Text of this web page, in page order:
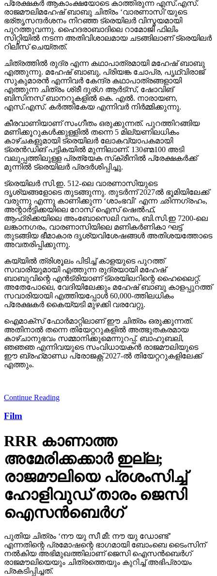
പ്രേക്ഷകര്‍ ആകാംക്ഷയോടെ കാത്തിരുന്ന എസ്.എസ്.
രാജമൗലിമഹേഷ് ബാബു ചിത്രം ‘വാരണാസി’യുടെ
ഭര്തൃസന്ദര്‍ശനം നിറഞ്ഞ ട്രെയിലര്‍ വിസ്മയമായി
പുറത്തുവന്നു. ഹൈദരാബാദിലെ റാമോജി ഫിലിം
സിറ്റിയില്‍ നടന്ന അതിവിശാലമായ ചടങ്ങിലാണ് ട്രെയിലര്‍
റിലീസ് ചെയ്തത്.
ചിത്രത്തില്‍ രുദ്ര എന്ന കഥാപാത്രമായി മഹേഷ് ബാബു
എത്തുന്നു. മഹേഷ് ബാബു, പ്രിയങ്ക ചോപ്ര, പൃഥ്വിരാജ്
സുകുമാരന്‍ എന്നിവര്‍ കേന്ദ്ര കഥാപാത്രങ്ങളായി
എത്തുന്ന ചിത്രം ശ്രീ ദുര്ഗ ആര്‍ട്‌സ്, ഷോവിങ്
ബിസിനസ് ബാനറുകളില്‍ കെ. എല്‍. നാരായണ,
എസ്.എസ്. കര്‍ത്തികേയ എന്നിവര്‍ നിര്‍മ്മിക്കുന്നു.
കീരവാണിയാണ് സംഗീതം ഒരുക്കുന്നത്. പുറത്തിറങ്ങിയ
മണിക്കൂറുകള്‍ക്കുള്ളില്‍ തന്നെ 5 മില്യണിലധികം
കാഴ്ചകളുമായി ട്രെയിലര്‍ ലോകവ്യാപകമായി
ട്രെന്‍ഡിങ് പട്ടികയില്‍ മുന്നിലാണ്. 130ണ്മ100 അടി
വലുപ്പത്തിലുള്ള പ്രത്യേക സ്‌ക്രീനില്‍ പ്രേക്ഷകര്‍ക്ക്
മുന്നില്‍ ട്രെയിലര്‍ പ്രദര്‍ശിപ്പിച്ചു.
ട്രെയിലര്‍ സി.ഇ. 512-ലെ വാരണാസിയുടെ
ദൃശ്യങ്ങളോടെ തുടങ്ങുന്നു. തുടര്‍ന്ന് 2027ല്‍ ഭൂമിയിലേക്ക്
വരുന്നു എന്നു കാണിക്കുന്ന ‘ശാംഭവി’ എന്ന ഛിന്നഗ്രഹം,
അന്റാര്‍ട്ടിക്കയിലെ റോസ് ഐസ് ഷെല്‍ഫ്,
ആഫ്രിക്കയിലെ അംബോസെലി വനം, ബി.സി.ഇ 7200-ലെ
ലങ്കാനഗരം, വാരണാസിയിലെ മണികര്‍ണികാ ഘട്ട്
തുടങ്ങിയ ഭീമാകാര ദൃശ്യവിശേഷങ്ങള്‍ അതിശയത്തോടെ
അവതരിപ്പിക്കുന്നു.
കയ്യില്‍ ത്രിശൂലം പിടിച്ച് കാളയുടെ പുറത്ത്
സവാരിയുമായി എത്തുന്ന രുദ്രയായി മഹേഷ്
ബാബുവിന്റെ എന്‍ട്രിയാണ് ട്രെയിലറിന്റെ ഹൈലൈറ്റ്.
അതേപോലെ, വേദിയിലേക്കും മഹേഷ് ബാബു കാളപ്പുറത്ത്
സവാരിയായി എത്തിയപ്പോള്‍ 60,000-ത്തിലധികം
പ്രേക്ഷകര്‍ കൈയ്യടി മുഴക്കി വരവേറ്റു.
ഐമാക്‌സ് ഫോര്‍മാറ്റിലാണ് ഈ ചിത്രം ഒരുക്കുന്നത്.
അതിനാല്‍ തന്നെ തിയേറ്ററുകളില്‍ അത്ഭുതകരമായ
കാഴ്ചാനുഭവം സമ്മാനിക്കുമെന്നുറപ്പ്. ബാഹുബലി,
ഞഞഞ എന്നിവയുടെ സംവിധായകന്‍ രാജമൗലിയുടെ
ഈ ബ്രഹ്‌മാണ്ഡ പ്രോജക്റ്റ് 2027-ല്‍ തിയേറ്ററുകളിലേക്ക്
എത്തും.
Continue Reading
Film
RRR കാണാത്ത
അമേരിക്കക്കാര്‍ ഇല്ല;
രാജമൗലിയെ പ്രശംസിച്ച്
ഹോളിവുഡ് താരം ജെസി
ഐസന്‍ബെര്‍ഗ്
പുതിയ ചിത്രം ‘നൗ യു സീ മീ: നൗ യു ഡോണ്ട്’
എന്നതിന്റെ പ്രമോഷന്റെ ഭാഗമായി ബോംബെ ടൈംസിന്
നല്‍കിയ അഭിമുഖത്തിലാണ് ജെസി ഐസന്‍ബെര്‍ഗ്
രാജമൗലിയെയും ചിത്രത്തെയും കുറിച്ച് അഭിപ്രായം
പ്രകടിപ്പിച്ചത്.